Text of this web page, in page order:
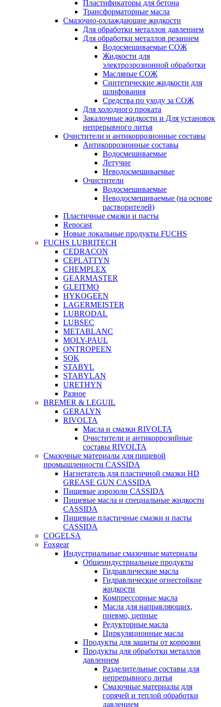
Пластификаторы для бетона
Трансформаторные масла
Смазочно-охлаждающие жидкости
Для обработки металлов давлением
Для обработки металлов резанием
Водосмешиваемые СОЖ
Жидкости для
электроэрозионной обработки
Масляные СОЖ
Синтетические жидкости для
шлифования
Средства по уходу за СОЖ
Для холодного проката
Закалочные жидкости и Для установок
непрерывного литья
Очистители и антикоррозионные составы
Антикоррозионные составы
Водосмешиваемые
Летучие
Неводосмешиваемые
Очистители
Водосмешиваемые
Неводосмешиваемые (на основе
растворителей)
Пластичные смазки и пасты
Renocast
Новые локальные продукты FUCHS
FUCHS LUBRITECH
CEDRACON
CEPLATTYN
CHEMPLEX
GEARMASTER
GLEITMO
HYKOGEEN
LAGERMEISTER
LUBRODAL
LUBSEC
METABLANC
MOLY-PAUL
ONTROPEEN
SOK
STABYL
STABYLAN
URETHYN
Разное
BREMER & LEGUIL
GERALYN
RIVOLTA
Масла и смазки RIVOLTA
Очистители и антикоррозийные
составы RIVOLTA
Смазочные материалы для пищевой
промышленности CASSIDA
Нагнетатель для пластичной смазки HD
GREASE GUN CASSIDA
Пищевые аэрозоли CASSIDA
Пищевые масла и специальные жидкости
CASSIDA
Пищевые пластичные смазки и пасты
CASSIDA
COGELSA
Foxgear
Индустриальные смазочные материалы
Общеиндустриальные продукты
Гидравлические масла
Гидравлические огнестойкие
жидкости
Компрессорные масла
Масла для направляющих,
пневмо, цепные
Редукторные масла
Циркуляционные масла
Продукты для защиты от коррозии
Продукты для обработки металлов
давлением
Разделительные составы для
непрерывного литья
Смазочные материалы для
горячей и теплой обработки
давлением